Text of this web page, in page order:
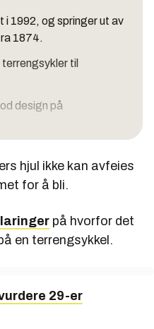
i 1992, og springer ut av
1874.
til
design på
fra Rena til
deltakere må bære
hjul ikke kan avfeies
for å bli.
på hvorfor det
en terrengsykkel.
29-er